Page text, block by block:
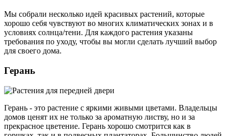
Мы собрали несколько идей красивых растений, которые
хорошо себя чувствуют во многих климатических зонах и в
условиях солнца/тени. Для каждого растения указаны
требования по уходу, чтобы вы могли сделать лучший выбор
для своего дома.
Герань
Герань - это растение с яркими живыми цветами. Владельцы
домов ценят их не только за ароматную листву, но и за
прекрасное цветение. Герань хорошо смотрится как в